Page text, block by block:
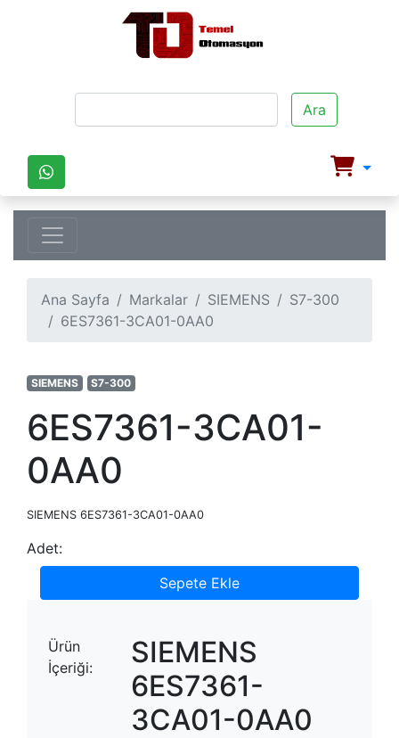
Ara
Ana Sayfa Markalar SIEMENS
S7-300
6ES7361-3CA01-0AA0
SIEMENS S7-300
6ES7361-3CA01-
0AA0
SIEMENS 6ES7361-3CA01-0AA0
Adet:
Sepete Ekle
Ürün
İçeriği:
SIEMENS
6ES7361-
3CA01-0AA0